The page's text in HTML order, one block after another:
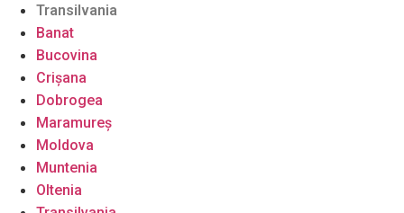
Transilvania
Banat
Bucovina
Crişana
Dobrogea
Maramureş
Moldova
Muntenia
Oltenia